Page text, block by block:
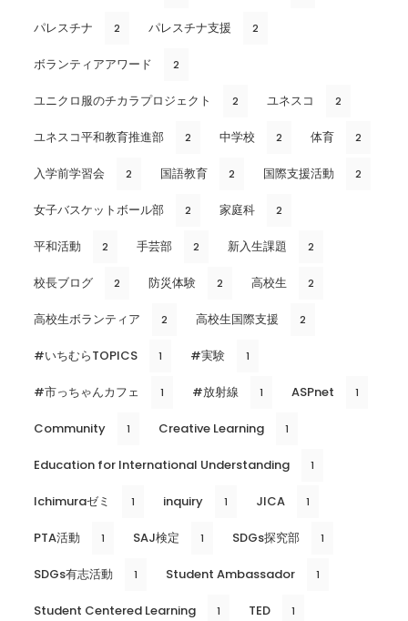
パレスチナ 2 パレスチナ支援 2
ボランティアアワード 2
ユニクロ服のチカラプロジェクト 2 ユネスコ 2
ユネスコ平和教育推進部 2 中学校 2 体育 2
入学前学習会 2 国語教育 2 国際支援活動 2
女子バスケットボール部 2 家庭科 2
平和活動 2 手芸部 2 新入生課題 2
校長ブログ 2 防災体験 2 高校生 2
高校生ボランティア 2 高校生国際支援 2
#いちむらTOPICS 1 #実験 1
#市っちゃんカフェ 1 #放射線 1 ASPnet 1
Community 1 Creative Learning 1
Education for International Understanding 1
Ichimuraゼミ 1 inquiry 1 JICA 1
PTA活動 1 SAJ検定 1 SDGs探究部 1
SDGs有志活動 1 Student Ambassador 1
Student Centered Learning 1 TED 1